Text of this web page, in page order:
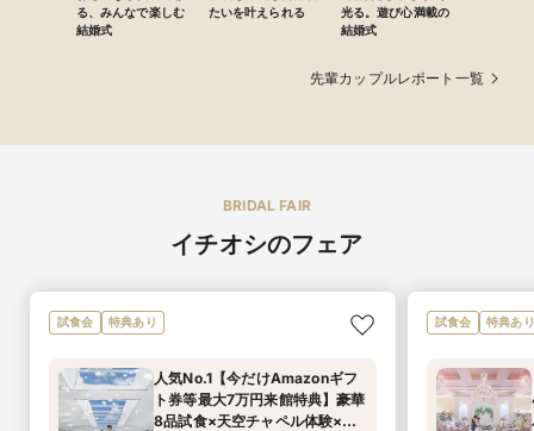
る、みんなで楽しむ
結婚式
たいを叶えられる
光る。遊び心満載の
結婚式
先輩カップルレポート一覧
BRIDAL FAIR
イチオシのフェア
試食会 特典あり
人気No.1【今だけAmazonギフ
ト券等最大7万円来館特典】豪華
8品試食×天空チャペル体験×最
試食会 特典あり